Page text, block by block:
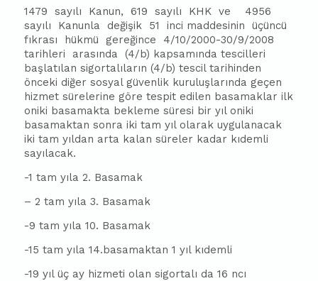
1479 sayılı Kanun, 619 sayılı KHK ve 4956
sayılı Kanunla değişik 51 inci maddesinin üçüncü
fıkrası hükmü gereğince 4/10/2000-30/9/2008
tarihleri arasında (4/b) kapsamında tescilleri
başlatılan sigortalıların (4/b) tescil tarihinden
önceki diğer sosyal güvenlik kuruluşlarında geçen
hizmet sürelerine göre tespit edilen basamaklar ilk
oniki basamakta bekleme süresi bir yıl oniki
basamaktan sonra iki tam yıl olarak uygulanacak
iki tam yıldan arta kalan süreler kadar kıdemli
sayılacak.
-1 tam yıla 2. Basamak
– 2 tam yıla 3. Basamak
-9 tam yıla 10. Basamak
-15 tam yıla 14.basamaktan 1 yıl kıdemli
-19 yıl üç ay hizmeti olan sigortalı da 16 ncı